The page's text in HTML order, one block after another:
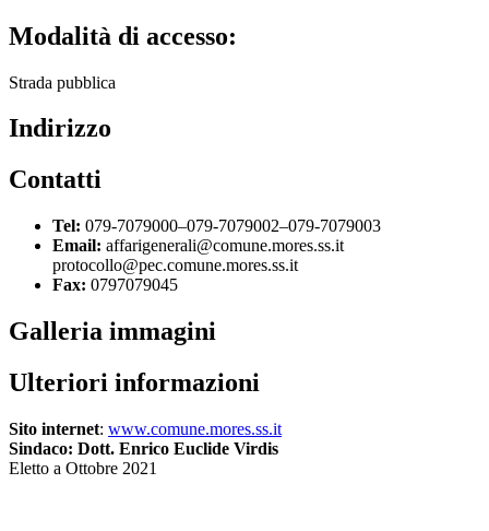
Modalità di accesso:
Strada pubblica
Indirizzo
Contatti
Tel: 079-7079000–079-7079002–079-7079003
Email: affarigenerali@comune.mores.ss.it
protocollo@pec.comune.mores.ss.it
Fax: 0797079045
Galleria immagini
Ulteriori informazioni
Sito internet: www.comune.mores.ss.it
Sindaco: Dott. Enrico Euclide Virdis
Eletto a Ottobre 2021